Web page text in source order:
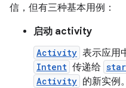
信，但有三种基本用例：
启动 activity
Activity 表示应用
Intent 传递给
Activity 的新实例。